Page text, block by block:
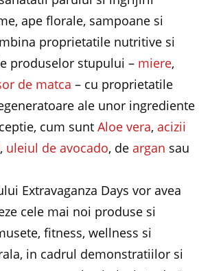
ape florale, sampoane si
proprietatile nutritive si
produselor stupului – miere,
de matca – cu proprietatile
ale unor ingrediente
cum sunt Aloe vera, acizii
, uleiul de avocado, de argan sau
Extravaganza Days vor avea
cele mai noi produse si
fitness, wellness si
in cadrul demonstratiilor si